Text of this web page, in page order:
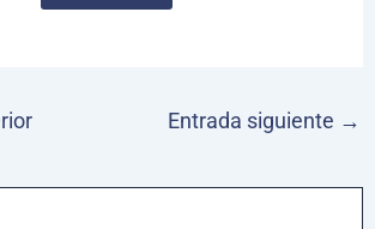
Entrada siguiente →